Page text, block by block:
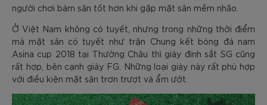
người chơi bám sân tốt hơn khi gặp mặt sân mềm nhão.
Ở Việt Nam không có tuyết, nhưng trong những thời điểm
mà mặt sân có tuyết như trận Chung kết bóng đá nam
Asina cup 2018 tại Thường Châu thì giày đinh sắt SG cũng
rất hợp, bên cạnh giày FG. Những loại giày này rất phù hợp
với điều kiện mặt sân trơn trượt và ẩm ướt.